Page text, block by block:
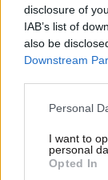
disclosure of
IAB’s list of
also be
Downstream
Please note
not limited to
grant or deny
use your data
Personal
I want to
personal
Opted In